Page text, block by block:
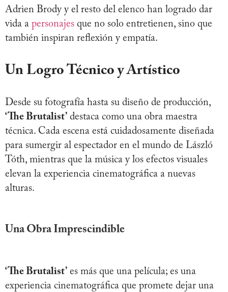
Adrien Brody y el resto del elenco han logrado dar
vida a personajes que no solo entretienen, sino que
también inspiran reflexión y empatía.
Un Logro Técnico y Artístico
Desde su fotografía hasta su diseño de producción,
‘The Brutalist’ destaca como una obra maestra
técnica. Cada escena está cuidadosamente diseñada
para sumergir al espectador en el mundo de László
Tóth, mientras que la música y los efectos visuales
elevan la experiencia cinematográfica a nuevas
alturas.
Una Obra Imprescindible
‘The Brutalist’ es más que una película; es una
experiencia cinematográfica que promete dejar una